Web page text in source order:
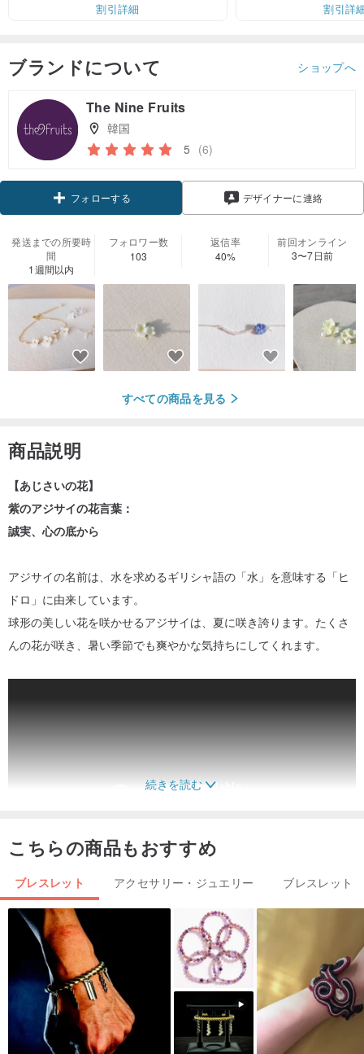
割引詳細
割引詳
ブランドについて ショップへ
The Nine Fruits
韓国
5 (6)
クーポン取得
フォローする
デザイナーに連絡
発送までの所要時
間
1週間以内
フォロワー数
103
返信率
40%
前回オンライン
3〜7日前
すべての商品を見る
商品説明
【あじさいの花】
紫のアジサイの花言葉：
誠実、心の底から
アジサイの名前は、水を求めるギリシャ語の「水」を意味する「ヒ
ドロ」に由来しています。
球形の美しい花を咲かせるアジサイは、夏に咲き誇ります。たくさ
んの花が咲き、暑い季節でも爽やかな気持ちにしてくれます。
【素材・仕様】
▫️手作りの磁器の花
▫️スターリングシルバーチェーン
続きを読む
こちらの商品もおすすめ
ブレスレット アクセサリー・ジュエリー ブレスレット